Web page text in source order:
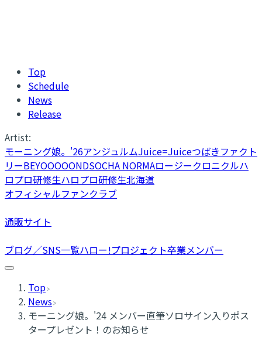
Top
Schedule
News
Release
Artist:
モーニング娘。'26アンジュルムJuice=Juiceつばきファクト
リーBEYOOOOONDSOCHA NORMAロージークロニクルハ
ロプロ研修生ハロプロ研修生北海道
オフィシャルファンクラブ
通販サイト
ブログ／SNS一覧ハロー!プロジェクト卒業メンバー
Top
News
モーニング娘。'24 メンバー直筆ソロサイン入りポス
タープレゼント！のお知らせ